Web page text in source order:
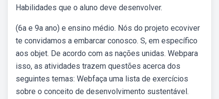
Habilidades que o aluno deve desenvolver.
(6a e 9a ano) e ensino médio. Nós do projeto ecoviver
te convidamos a embarcar conosco. S, em específico
aos objet. De acordo com as nações unidas. Webpara
isso, as atividades trazem questões acerca dos
seguintes temas: Webfaça uma lista de exercícios
sobre o conceito de desenvolvimento sustentável.